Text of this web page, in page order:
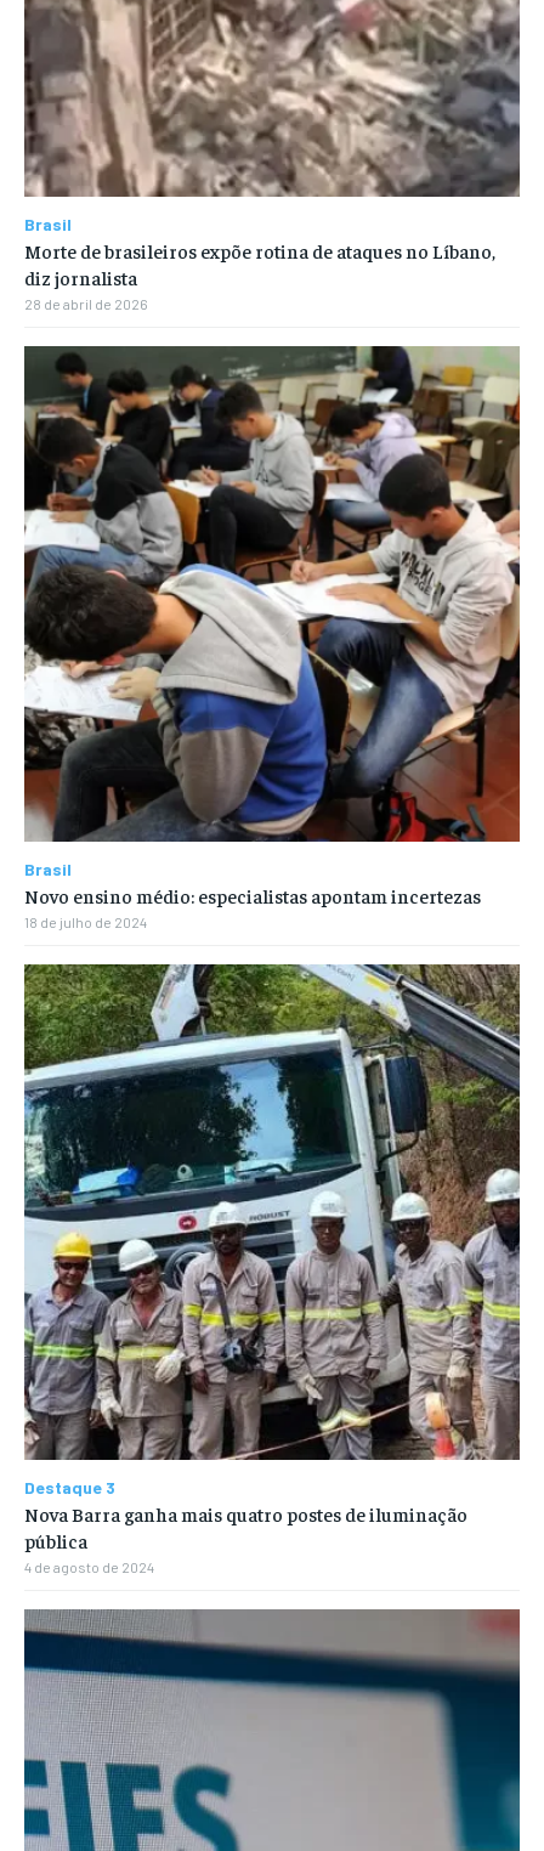
Brasil
Morte de brasileiros expõe rotina de ataques no Líbano,
diz jornalista
28 de abril de 2026
Brasil
Novo ensino médio: especialistas apontam incertezas
18 de julho de 2024
Destaque 3
Nova Barra ganha mais quatro postes de iluminação
pública
4 de agosto de 2024